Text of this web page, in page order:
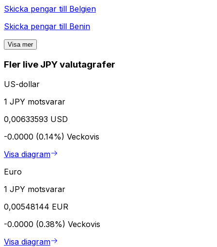
Skicka pengar till Belgien
Skicka pengar till Benin
Visa mer
Fler live JPY valutagrafer
US-dollar
1 JPY motsvarar
0,00633593 USD
-0.0000 (0.14%) Veckovis
Visa diagram
Euro
1 JPY motsvarar
0,00548144 EUR
-0.0000 (0.38%) Veckovis
Visa diagram